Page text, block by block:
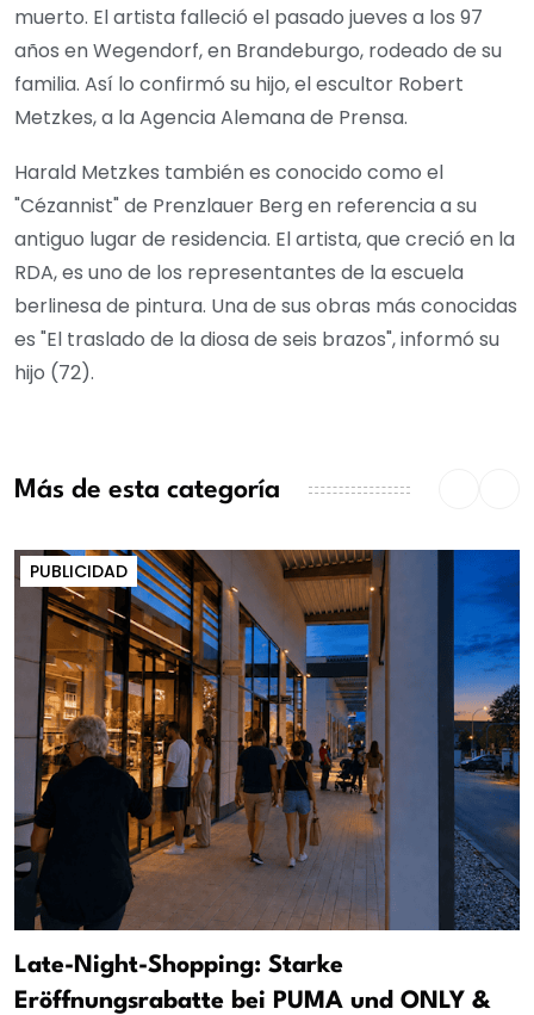
muerto. El artista falleció el pasado jueves a los 97
años en Wegendorf, en Brandeburgo, rodeado de su
familia. Así lo confirmó su hijo, el escultor Robert
Metzkes, a la Agencia Alemana de Prensa.
Harald Metzkes también es conocido como el
"Cézannist" de Prenzlauer Berg en referencia a su
antiguo lugar de residencia. El artista, que creció en la
RDA, es uno de los representantes de la escuela
berlinesa de pintura. Una de sus obras más conocidas
es "El traslado de la diosa de seis brazos", informó su
hijo (72).
Más de esta categoría
PUBLICIDAD
Late-Night-Shopping: Starke
Eröffnungsrabatte bei PUMA und ONLY &